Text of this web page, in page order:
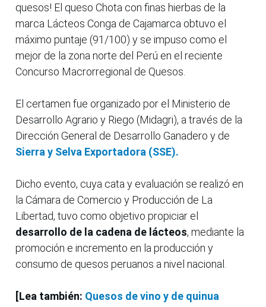
quesos! El queso Chota con finas hierbas de la
marca Lácteos Conga de Cajamarca obtuvo el
máximo puntaje (91/100) y se impuso como el
mejor de la zona norte del Perú en el reciente
Concurso Macrorregional de Quesos.
El certamen fue organizado por el Ministerio de
Desarrollo Agrario y Riego (Midagri), a través de la
Dirección General de Desarrollo Ganadero y de
Sierra y Selva Exportadora (SSE).
Dicho evento, cuya cata y evaluación se realizó en
la Cámara de Comercio y Producción de La
Libertad, tuvo como objetivo propiciar el
desarrollo de la cadena de lácteos, mediante la
promoción e incremento en la producción y
consumo de quesos peruanos a nivel nacional.
[Lea también: Quesos de vino y de quinua